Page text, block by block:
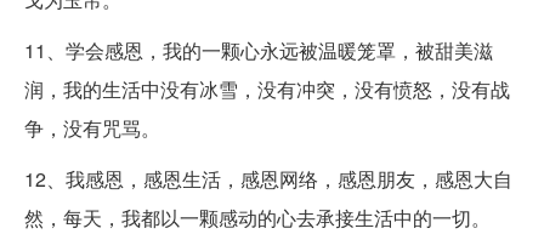
11、学会感恩，我的一颗心永远被温暖笼罩，被甜美滋
润，我的生活中没有冰雪，没有冲突，没有愤怒，没有战
争，没有咒骂。
12、我感恩，感恩生活，感恩网络，感恩朋友，感恩大自
然，每天，我都以一颗感动的心去承接生活中的一切。